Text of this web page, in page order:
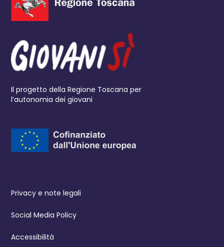
Il progetto della Regione Toscana per
l’autonomia dei giovani
Privacy e note legali
Social Media Policy
Accessibilità